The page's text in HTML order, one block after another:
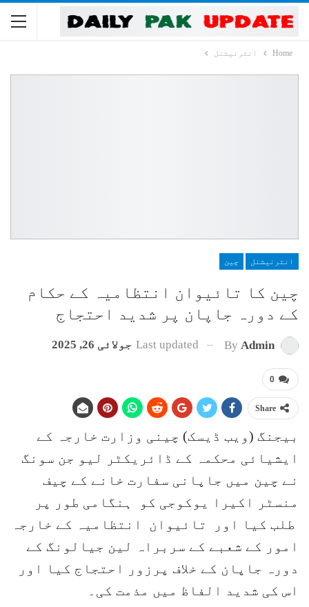
Home انٹرنیشنل
انٹرنیشنل چین
چین کا تائیوان انتظامیہ کے حکام
کے دورہ جاپان پر شدید احتجاج
By Admin
Last updated جولائی 26, 2025
0
Share
بیجنگ (ویب ڈیسک) چینی وزارت خارجہ کے
ایشیائی محکمہ کے ڈائریکٹر لیو جن سونگ
نے چین میں جاپانی سفارت خانے کے چیف
منسٹر اکیرا یوکوجی کو ہنگامی طور پر
طلب کیا اور تائیوان انتظامیہ کے خارجہ
امور کے شعبے کے سربراہ لین جیالونگ کے
دورہ جاپان کے خلاف پرزور احتجاج کیا اور
اس کی شدید الفاظ میں مذمت کی۔